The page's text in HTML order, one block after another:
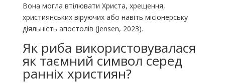
Вона могла втілювати Христа, хрещення,
християнських віруючих або навіть місіонерську
діяльність апостолів (Jensen, 2023).
Як риба використовувалася
як таємний символ серед
ранніх християн?